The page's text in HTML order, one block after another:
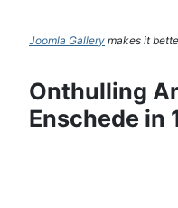
Joomla Gallery makes it
Onthulling
Enschede in